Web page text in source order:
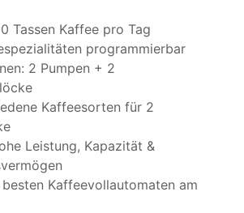
Tassen Kaffee pro Tag
programmierbar
2 Pumpen + 2
Kaffeesorten für 2
Leistung, Kapazität &
Kaffeevollautomaten am